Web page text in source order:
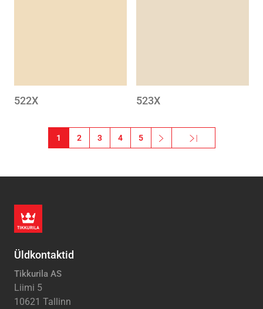
522X 523X
1 2 3 4 5 ››
Järgmine leht
Viimane »
Viimane leht
Üldkontaktid
Tikkurila AS
Liimi 5
10621 Tallinn